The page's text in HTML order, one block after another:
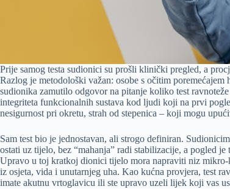
Prije samog testa sudionici su prošli klinički pregled, a
Razlog je metodološki važan: osobe s očitim
sudionika zamutilo odgovor na pitanje koliko test
integriteta funkcionalnih sustava kod ljudi koji na prvi
nesigurnost pri okretu, strah od stepenica – koji mogu
Sam test bio je jednostavan, ali strogo definiran.
ostati uz tijelo, bez “mahanja” radi stabilizacije, a pogled
Upravo u toj kratkoj dionici tijelo mora napraviti niz mikro-
iz osjeta, vida i unutarnjeg uha. Kao kućna provjera, test
imate akutnu vrtoglavicu ili ste upravo uzeli lijek koji vas